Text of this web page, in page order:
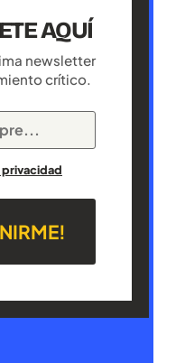
AQUÍ
newsletter
crítico.